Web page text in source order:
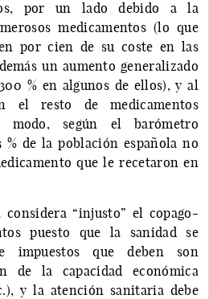
por un lado debido a la
medicamentos (lo que
por cien de su coste en las
un aumento generalizado
% en algunos de ellos), y al
el resto de medicamentos
modo, según el barómetro
% de la población española no
que le recetaron en
“injusto” el copago-
puesto que la sanidad se
impuestos que deben son
de la capacidad económica
y la atención sanitaria debe